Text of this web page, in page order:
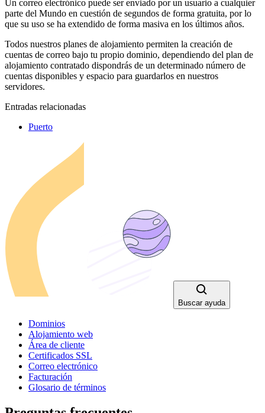
Un correo electrónico puede ser enviado por un usuario a cualquier
parte del Mundo en cuestión de segundos de forma gratuita, por lo
que su uso se ha extendido de forma masiva en los últimos años.
Todos nuestros planes de alojamiento permiten la creación de
cuentas de correo bajo tu propio dominio, dependiendo del plan de
alojamiento contratado dispondrás de un determinado número de
cuentas disponibles y espacio para guardarlos en nuestros
servidores.
Entradas relacionadas
Puerto
Buscar ayuda
Dominios
Alojamiento web
Área de cliente
Certificados SSL
Correo electrónico
Facturación
Glosario de términos